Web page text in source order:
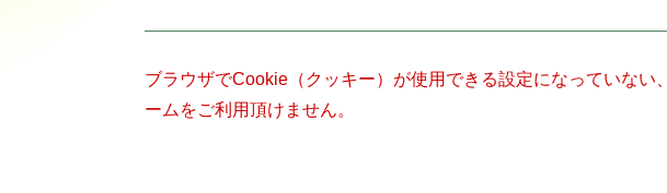
ブラウザでCookie（クッキー）が使用できる設定になっていな
ームをご利用頂けません。